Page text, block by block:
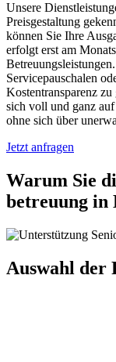
Unsere
Preisgestaltung
können Sie Ihre
erfolgt erst am
Servicepauschalen
Kostentransparenz
sich voll und ganz
ohne sich über
Jetzt anfragen
Warum Sie
betreuung in
Auswahl der